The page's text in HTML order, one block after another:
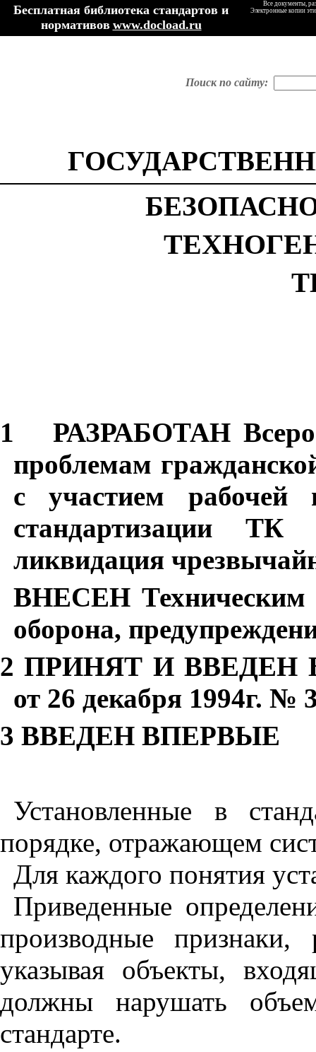
Бесплатная библиотека стандартов и
нормативов www.docload.ru
Все документы,
Электронные копии
Поиск по сайту:
1
РАЗРАБОТАН
проблемам
с участием рабочей
стандартизации ТК
ликвидация
ВНЕСЕН Техническим
оборона,
2 ПРИНЯТ И ВВЕДЕН В
от 26 декабря 1994г. №
3 ВВЕДЕН ВПЕРВЫЕ
Установленные в
порядке, отражающем
Для каждого понятия
Приведенные
производные
указывая объекты,
должны нарушать
стандарте.